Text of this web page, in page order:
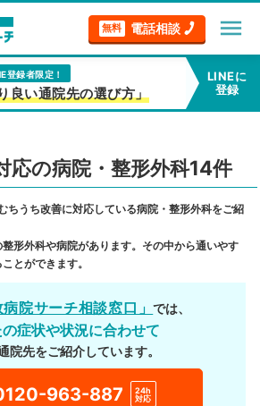
無料 電話相談 menu
登録者限定！
良い通院先の選び方」
LINEに
登録
応の病院・整形外科14件
ちうち改善に対応している病院・整形外科をご紹
整形外科や病院があります。その中から通いやす
とができます。
病院サーチ相談窓口」では、
症状や状況に合わせて
院先をご紹介しています。
963-887
24h
対応